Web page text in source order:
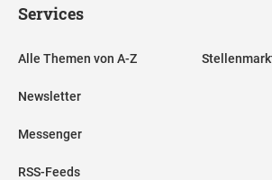
Services
Alle Themen von A-Z
Newsletter
Messenger
RSS-Feeds